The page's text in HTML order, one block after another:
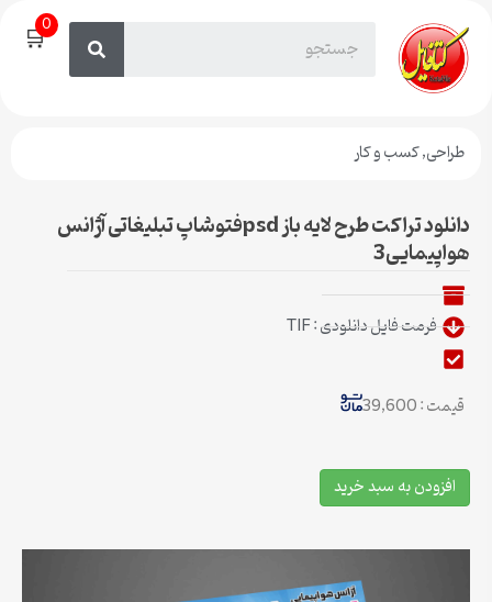
🛒0
طراحی,کسب و کار
دانلود تراکت طرح لایه باز psdفتوشاپ تبلیغاتی آژانس
هواپیمایی3
فرمت فایل دانلودی : TIF
قیمت : 39,600
افزودن به سبد خرید